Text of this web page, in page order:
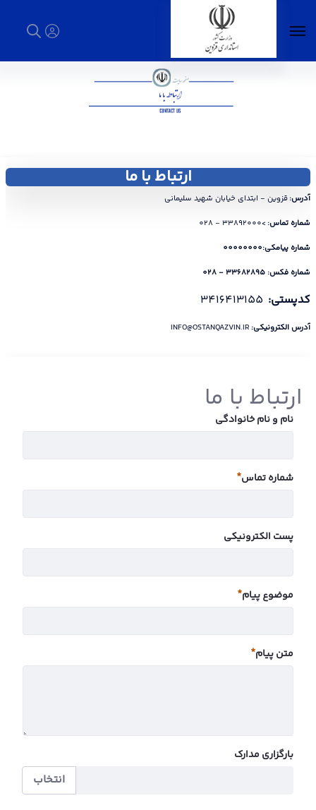
ارتباط با ما - استانداری قزوین
ارتباط با ما
آدرس:قزوین - ابتدای خیابان شهید سلیمانی
شماره تماس: >33892000 - 028
شماره پیامکی:00000000
شماره فکس: 33682895 - 028
کدپستی:
آدرس الکترونیکی:
ارتباط با ما
نام و نام خانوادگی
شماره تماس
پست الکترونیکی
موضوع پیام
متن پیام
بارگزاری مدارک
انتخاب